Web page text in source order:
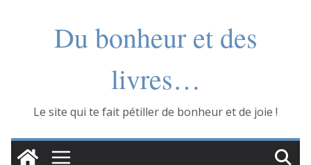
Du bonheur et des
livres…
Le site qui te fait pétiller de bonheur et de joie !